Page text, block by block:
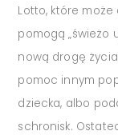
Lotto, które może
pomogą „świeżo
nową drogę
pomoc innym
dziecka, albo
schronisk.